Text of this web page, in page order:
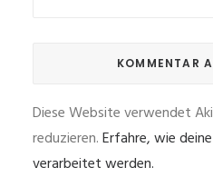
Diese Website verwendet
reduzieren.Erfahre, wie
verarbeitet werden.